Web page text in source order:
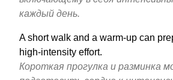
каждый день.
A short walk and a warm-up can
high-intensity effort.
Короткая прогулка и разминка